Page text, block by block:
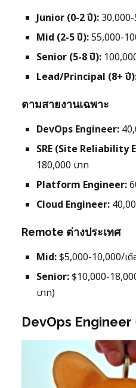
Junior (0-2 ปี):
Mid (2-5 ปี):55,000-
Senior (5-8 ปี):
Lead/Principal (8+ ปี
ตามสายงานเฉพาะ
DevOps Engineer:
SRE (Site Reliability
180,000 บาท
Platform Engineer:
Cloud Engineer:
Remote ต่างประเทศ
Mid:$5,000-10,000/เ
Senior:$10,000-
บาท)
DevOps Engineer